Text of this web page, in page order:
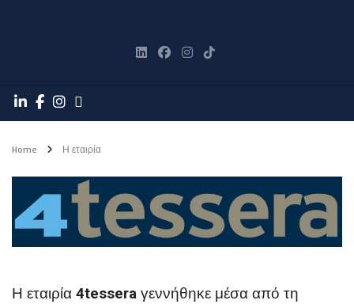
Home Η εταιρία
Η εταιρία 4tessera γεννήθηκε μέσα από τη